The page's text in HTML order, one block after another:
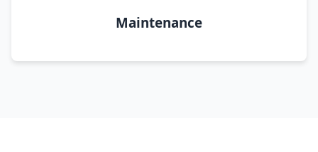
Maintenance